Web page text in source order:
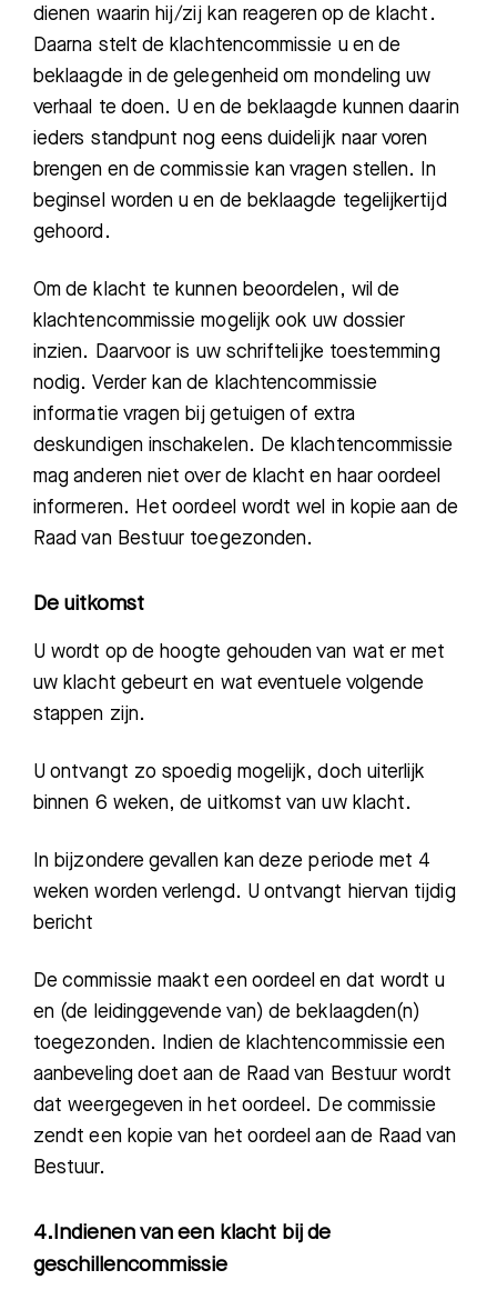
dienen waarin hij/zij kan reageren op de klacht.
Daarna stelt de klachtencommissie u en de
beklaagde in de gelegenheid om mondeling uw
verhaal te doen. U en de beklaagde kunnen daarin
ieders standpunt nog eens duidelijk naar voren
brengen en de commissie kan vragen stellen. In
beginsel worden u en de beklaagde tegelijkertijd
gehoord.
Om de klacht te kunnen beoordelen, wil de
klachtencommissie mogelijk ook uw dossier
inzien. Daarvoor is uw schriftelijke toestemming
nodig. Verder kan de klachtencommissie
informatie vragen bij getuigen of extra
deskundigen inschakelen. De klachtencommissie
mag anderen niet over de klacht en haar oordeel
informeren. Het oordeel wordt wel in kopie aan de
Raad van Bestuur toegezonden.
De uitkomst
U wordt op de hoogte gehouden van wat er met
uw klacht gebeurt en wat eventuele volgende
stappen zijn.
U ontvangt zo spoedig mogelijk, doch uiterlijk
binnen 6 weken, de uitkomst van uw klacht.
In bijzondere gevallen kan deze periode met 4
weken worden verlengd. U ontvangt hiervan tijdig
bericht
De commissie maakt een oordeel en dat wordt u
en (de leidinggevende van) de beklaagden(n)
toegezonden. Indien de klachtencommissie een
aanbeveling doet aan de Raad van Bestuur wordt
dat weergegeven in het oordeel. De commissie
zendt een kopie van het oordeel aan de Raad van
Bestuur.
4.Indienen van een klacht bij de
geschillencommissie